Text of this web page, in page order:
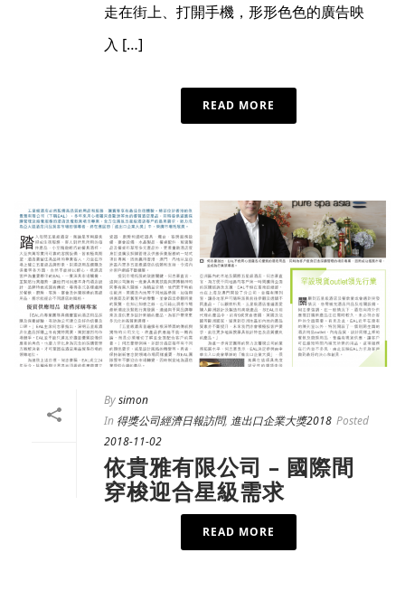
走在街上、打開手機，形形色色的廣告映
入 […]
READ MORE
Bysimon
In 得獎公司經濟日報訪問, 進出口企業大獎2018 Posted
2018-11-02
依貴雅有限公司 – 國際間
穿梭迎合星級需求
READ MORE